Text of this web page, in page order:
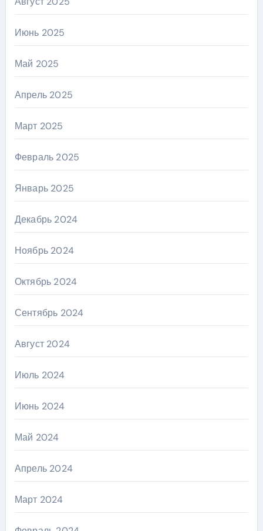
Июнь 2025
Май 2025
Апрель 2025
Март 2025
Февраль 2025
Январь 2025
Декабрь 2024
Ноябрь 2024
Октябрь 2024
Сентябрь 2024
Август 2024
Июль 2024
Июнь 2024
Май 2024
Апрель 2024
Март 2024